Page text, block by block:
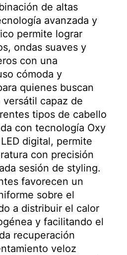
de altas
avanzada y
permite lograr
ondas suaves y
con una
cómoda y
quienes buscan
capaz de
tipos de cabello
con tecnología Oxy
digital, permite
con precisión
sesión de styling.
favorecen un
sobre el
a distribuir el calor
y facilitando el
recuperación
veloz